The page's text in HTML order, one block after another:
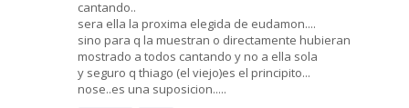
cantando..
sera ella la proxima elegida de eudamon....
sino para q la muestran o directamente hubieran
mostrado a todos cantando y no a ella sola
y seguro q thiago (el viejo)es el principito...
nose..es una suposicion.....